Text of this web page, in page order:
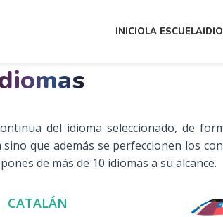
INICIOLA ESCUELA
del idioma seleccionado, de
que además se perfeccionen los
de más de 10 idiomas a su alcance.
CATALÁN